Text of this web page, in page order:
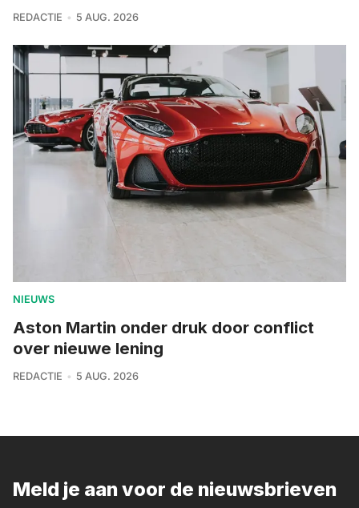
REDACTIE 5 AUG. 2026
NIEUWS
Aston Martin onder druk door conflict
over nieuwe lening
REDACTIE 5 AUG. 2026
Meld je aan voor de nieuwsbrieven